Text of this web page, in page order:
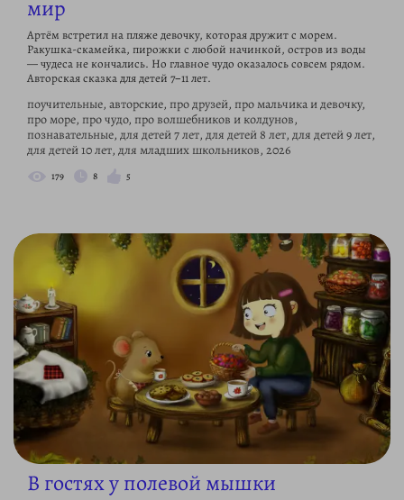
мир
Артём встретил на пляже девочку, которая дружит с морем.
Ракушка-скамейка, пирожки с любой начинкой, остров из воды
— чудеса не кончались. Но главное чудо оказалось совсем рядом.
Авторская сказка для детей 7–11 лет.
поучительные, авторские, про друзей, про мальчика и девочку,
про море, про чудо, про волшебников и колдунов,
познавательные, для детей 7 лет, для детей 8 лет, для детей 9 лет,
для детей 10 лет, для младших школьников, 2026
179 8 5
В гостях у полевой мышки